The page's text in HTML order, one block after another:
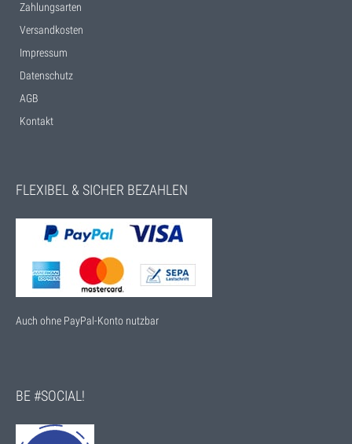
Zahlungsarten
Versandkosten
Impressum
Datenschutz
AGB
Kontakt
FLEXIBEL & SICHER BEZAHLEN
Auch ohne PayPal-Konto nutzbar
BE #SOCIAL!